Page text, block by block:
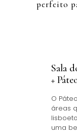
perfeito
Sala
+
O
áreas
uma